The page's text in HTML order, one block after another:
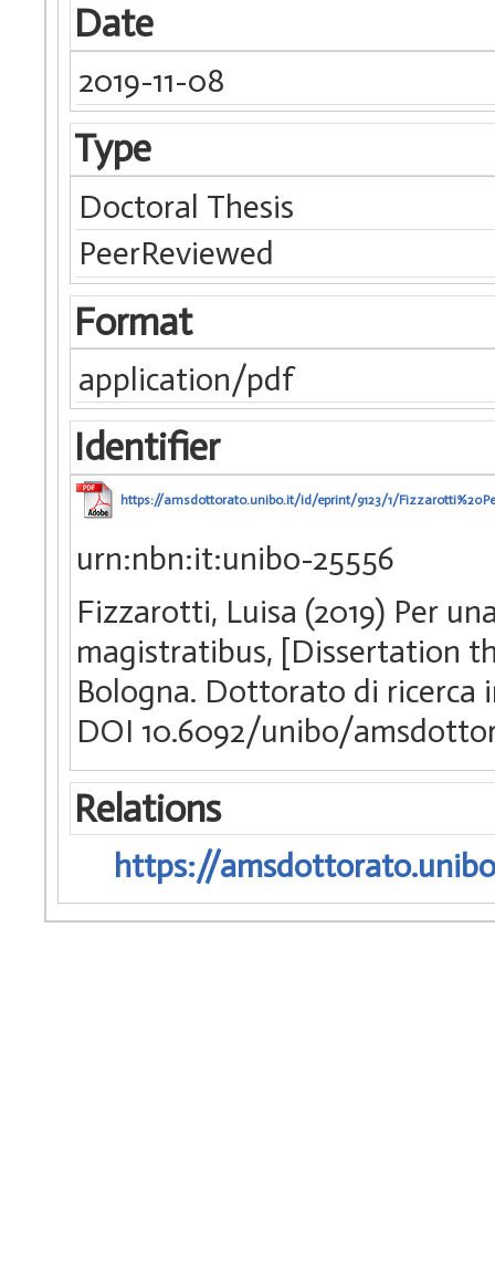
Date
2019-11-08
Type
Doctoral Thesis
PeerReviewed
Format
application/pdf
Identifier
https://amsdottorato.unibo.it/id/eprint/9123/1/
urn:nbn:it:unibo-25556
Fizzarotti, Luisa (2019) Per
magistratibus, [Dissertation
Bologna. Dottorato di
DOI 10.6092/unibo/
Relations
https://